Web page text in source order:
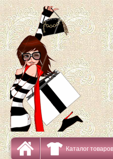
Каталог товаров